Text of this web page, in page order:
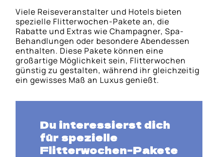
Viele Reiseveranstalter und Hotels bieten
spezielle Flitterwochen-Pakete an, die
Rabatte und Extras wie Champagner, Spa-
Behandlungen oder besondere Abendessen
enthalten. Diese Pakete können eine
großartige Möglichkeit sein, Flitterwochen
günstig zu gestalten, während ihr gleichzeitig
ein gewisses Maß an Luxus genießt.
Du interessierst dich
für spezielle
Flitterwochen-Pakete